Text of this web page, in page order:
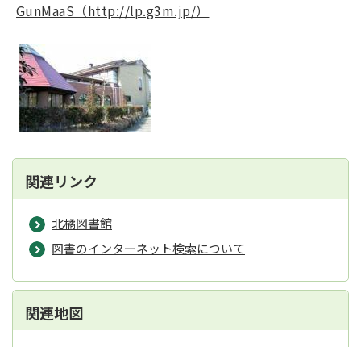
GunMaaS（http://lp.g3m.jp/）
関連リンク
北橘図書館
図書のインターネット検索について
関連地図